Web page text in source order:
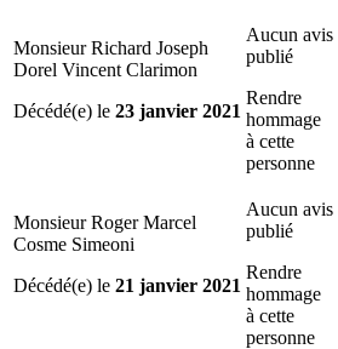
Monsieur Richard Joseph
Dorel Vincent Clarimon
Décédé(e) le 23 janvier 2021
Aucun avis
publié
Rendre
hommage
à cette
personne
Monsieur Roger Marcel
Cosme Simeoni
Décédé(e) le 21 janvier 2021
Aucun avis
publié
Rendre
hommage
à cette
personne